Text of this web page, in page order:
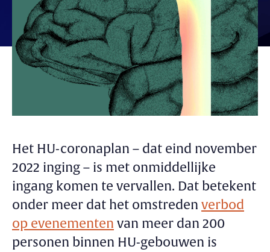
Het HU-coronaplan – dat eind november
2022 inging – is met onmiddellijke
ingang komen te vervallen. Dat betekent
onder meer dat het omstreden verbod
op evenementen van meer dan 200
personen binnen HU-gebouwen is